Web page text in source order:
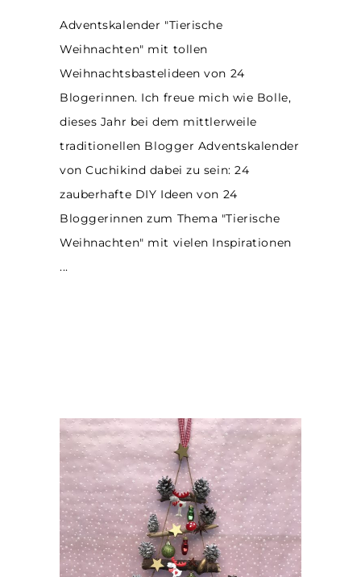
Adventskalender "Tierische
Weihnachten" mit tollen
Weihnachtsbastelideen von 24
Blogerinnen. Ich freue mich wie Bolle,
dieses Jahr bei dem mittlerweile
traditionellen Blogger Adventskalender
von Cuchikind dabei zu sein: 24
zauberhafte DIY Ideen von 24
Bloggerinnen zum Thema "Tierische
Weihnachten" mit vielen Inspirationen